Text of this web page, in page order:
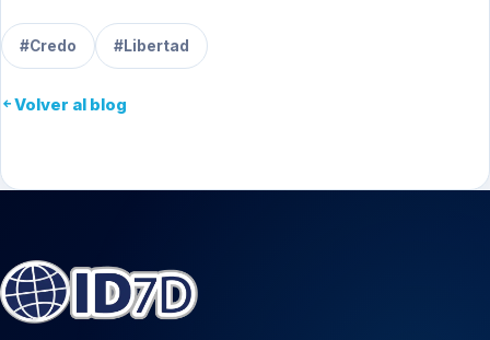
#Credo #Libertad
Volver al blog